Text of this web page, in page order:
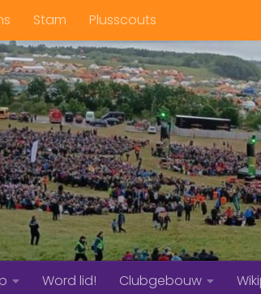
Stam Plusscouts
Word lid! Clubgebouw